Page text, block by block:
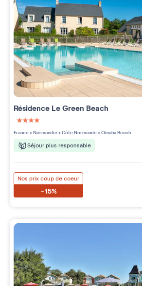
Résidence Le Green Beach
4 étoiles sur 5
France>Normandie>Côte Normande>Omaha Beach
Séjour plus responsable
Nos prix coup de coeur
-15%